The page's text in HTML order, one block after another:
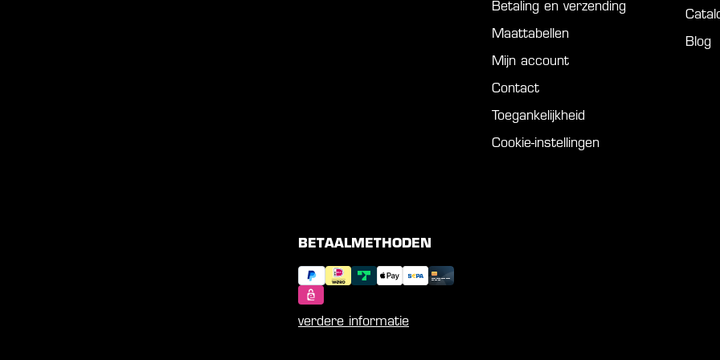
Betaling en verzending
Maattabellen
Mijn account
Contact
Toegankelijkheid
Cookie-instellingen
Blog
BETAALMETHODEN
verdere informatie